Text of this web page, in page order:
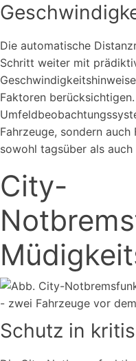
Die automatische
Schritt weiter mit
Faktoren
Fahrzeuge, sondern auch
sowohl tagsüber als
City-
Schutz in